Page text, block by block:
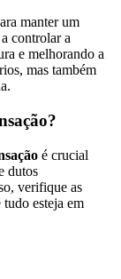
manter um
controlar a
e melhorando a
mas também
é crucial
dutos
verifique as
tudo esteja em